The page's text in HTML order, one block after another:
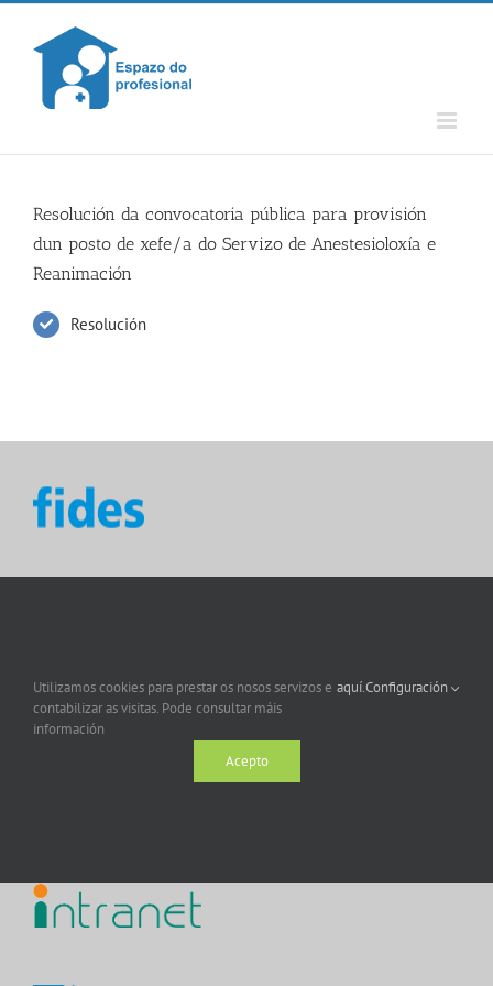
Skip
content
Resolución da convocatoria pública para provisión
dun posto de xefe/a do Servizo de Anestesioloxía e
Reanimación
Resolución
Utilizamos cookies para prestar os nosos servizos e
contabilizar as visitas. Pode consultar máis
información
aquí.Configuración
Acepto